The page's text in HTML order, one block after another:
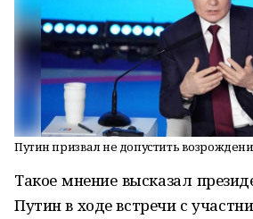
Путин призвал не допустить
Такое мнение высказал
Путин в ходе встречи с